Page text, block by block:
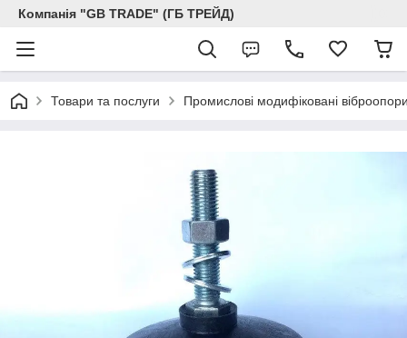
Компанія "GB TRADE" (ГБ ТРЕЙД)
Товари та послуги Промислові модифіковані